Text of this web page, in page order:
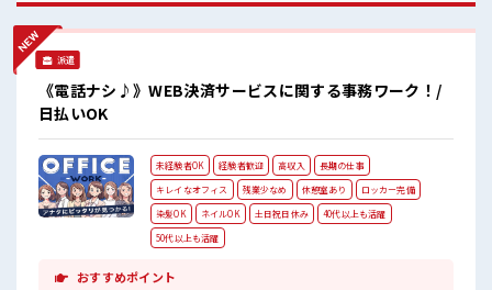
す！ ■職場の雰囲気 休憩時間にゆっくりできるスペース完
備！ 持ち物が多いあなたにもぴったり☆ ロッカー付き職場♪
派遣
《電話ナシ♪》WEB決済サービスに関する事務ワーク！/
日払いOK
未経験者OK 経験者歓迎 高収入
長期の仕事
キレイなオフィス
残業少なめ 休憩室あり
ロッカー完備
染髪OK
ネイルOK 土日祝日休み
40代以上も活躍
50代以上も活躍
おすすめポイント